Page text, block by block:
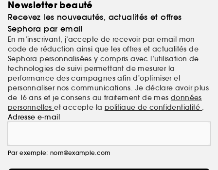
Newsletter beauté
Recevez les nouveautés, actualités et offres
Sephora par email
En m’inscrivant, j’accepte de recevoir par email mon
code de réduction ainsi que les offres et actualités de
Sephora personnalisées y compris avec l’utilisation de
technologies de suivi permettant de mesurer la
performance des campagnes afin d'optimiser et
personnaliser nos communications. Je déclare avoir plus
de 16 ans et je consens au traitement de mes données
personnelleset accepte la politique de confidentialité .
Adresse e-mail
Par exemple: nom@example.com